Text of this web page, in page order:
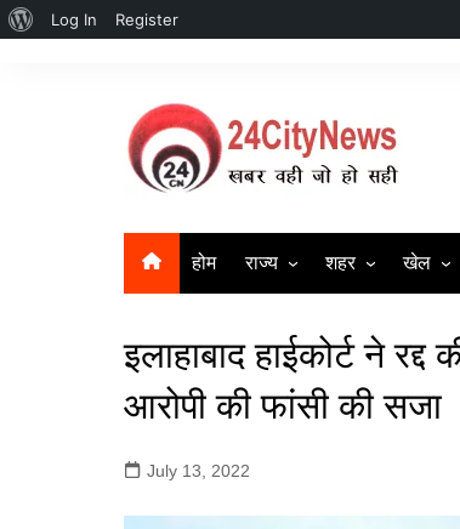
About
Log In Register
होम राज्य
दिल्ली
बिहार
शहर
लखनऊ
गाज़ियाबाद
खेल
इलाहाबाद हाईकोर्ट ने
आरोपी की फांसी की सजा
July 13, 2022